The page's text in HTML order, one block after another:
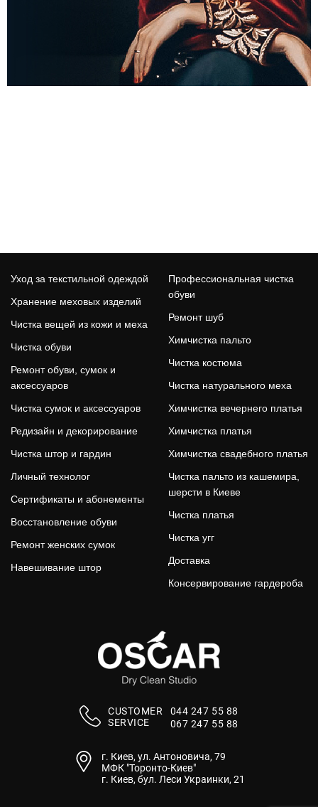
02
Уход за текстильной одеждой
Хранение меховых изделий
Чистка вещей из кожи и меха
Чистка обуви
Ремонт обуви, сумок и
аксессуаров
Чистка сумок и аксессуаров
Редизайн и декорирование
Чистка штор и гардин
Личный технолог
Сертификаты и абонементы
Восстановление обуви
Ремонт женских сумок
Навешивание штор
Профессиональная чистка
обуви
Ремонт шуб
Химчистка пальто
Чистка костюма
Чистка натурального меха
Химчистка вечернего платья
Химчистка платья
Химчистка свадебного платья
Чистка пальто из кашемира,
шерсти в Киеве
Чистка платья
Чистка угг
Доставка
Консервирование гардероба
СUSTOMER
SERVICE
044 247 55 88
067 247 55 88
г. Киев, ул. Антоновича, 79
МФК "Торонто-Киев"
г. Киев, бул. Леси Украинки, 21